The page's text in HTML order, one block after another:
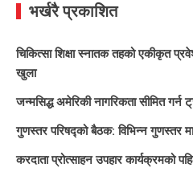
भर्खरै प्रकाशित
चिकित्सा शिक्षा स्नातक तहको एकीकृत
खुला
जन्मसिद्ध अमेरिकी नागरिकता सीमित गर्न
गुणस्तर परिषद्को बैठक: विभिन्न गुणस्तर
करदाता प्रोत्साहन उपहार कार्यक्रमको